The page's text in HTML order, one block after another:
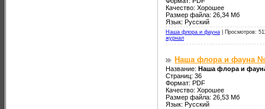
Качество: Хорошее
Размер файла: 26,34 Мб
Язык: Русский
Наша флора и фауна
Просмотров:
журнал
Наша флора и фауна
Название: Наша флора и
Страниц: 36
Формат: PDF
Качество: Хорошее
Размер файла: 26,53 Мб
Язык: Русский